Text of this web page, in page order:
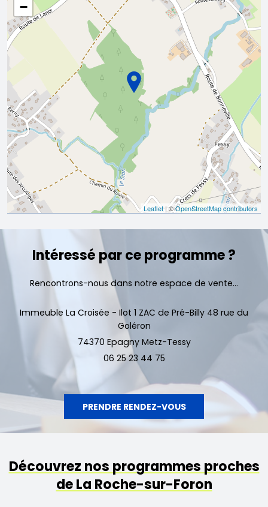
−
Leaflet| ©OpenStreetMap contributors
Intéressé par ce programme ?
Rencontrons-nous dans notre espace de vente...
Immeuble La Croisée - Ilot 1 ZAC de Pré-Billy 48 rue du
Goléron
74370 Epagny Metz-Tessy
06 25 23 44 75
PRENDRE RENDEZ-VOUS
Découvrez nos programmes proches
de La Roche-sur-Foron